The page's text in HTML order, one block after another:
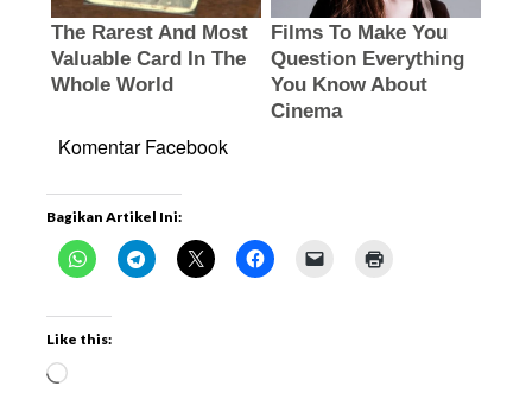
Komentar Facebook
Bagikan Artikel Ini:
Like this: